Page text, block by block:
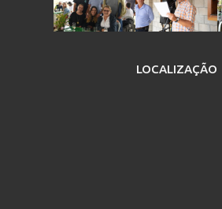
LOCALIZAÇÃO